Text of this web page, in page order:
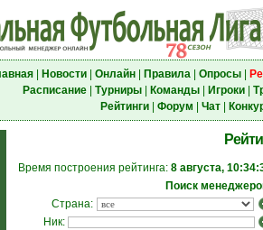
| Новости| Онлайн| Правила| Опросы|
Расписание| Турниры| Команды| Игроки|
Рейтинги| Форум Чат|
Время построения рейтинга: 8 августа,
Поиск
Страна:
Ник: